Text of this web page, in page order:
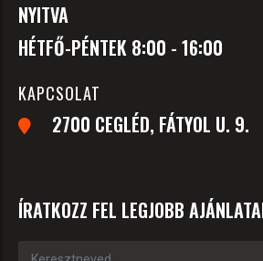
NYITVA
HÉTFŐ-PÉNTEK 8:00 - 16:00
KAPCSOLAT
2700 CEGLÉD, FÁTYOL U. 9.
ÍRATKOZZ FEL LEGJOBB